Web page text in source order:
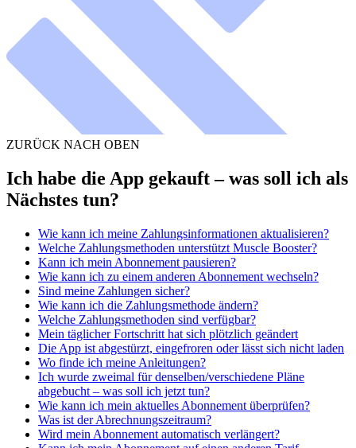
ZURÜCK NACH OBEN
Ich habe die App gekauft – was soll ich als
Nächstes tun?
Wie kann ich meine Zahlungsinformationen aktualisieren?
Welche Zahlungsmethoden unterstützt Muscle Booster?
Kann ich mein Abonnement pausieren?
Wie kann ich zu einem anderen Abonnement wechseln?
Sind meine Zahlungen sicher?
Wie kann ich die Zahlungsmethode ändern?
Welche Zahlungsmethoden sind verfügbar?
Mein täglicher Fortschritt hat sich plötzlich geändert
Die App ist abgestürzt, eingefroren oder lässt sich nicht laden
Wo finde ich meine Anleitungen?
Ich wurde zweimal für denselben/verschiedene Pläne
abgebucht – was soll ich jetzt tun?
Wie kann ich mein aktuelles Abonnement überprüfen?
Was ist der Abrechnungszeitraum?
Wird mein Abonnement automatisch verlängert?